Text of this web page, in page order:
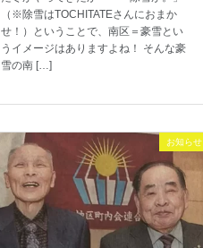
（※除雪はTOCHITATEさんにおまか
せ！）ということで、南区＝豪雪とい
うイメージはありますよね！ そんな豪
雪の南 […]
お知らせ